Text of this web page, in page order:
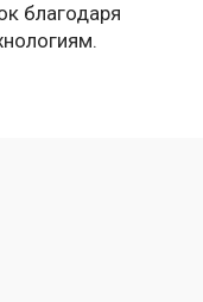
благодаря